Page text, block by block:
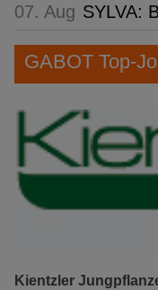
07. Aug SYLVA:
GABOT Top-
Kientzler